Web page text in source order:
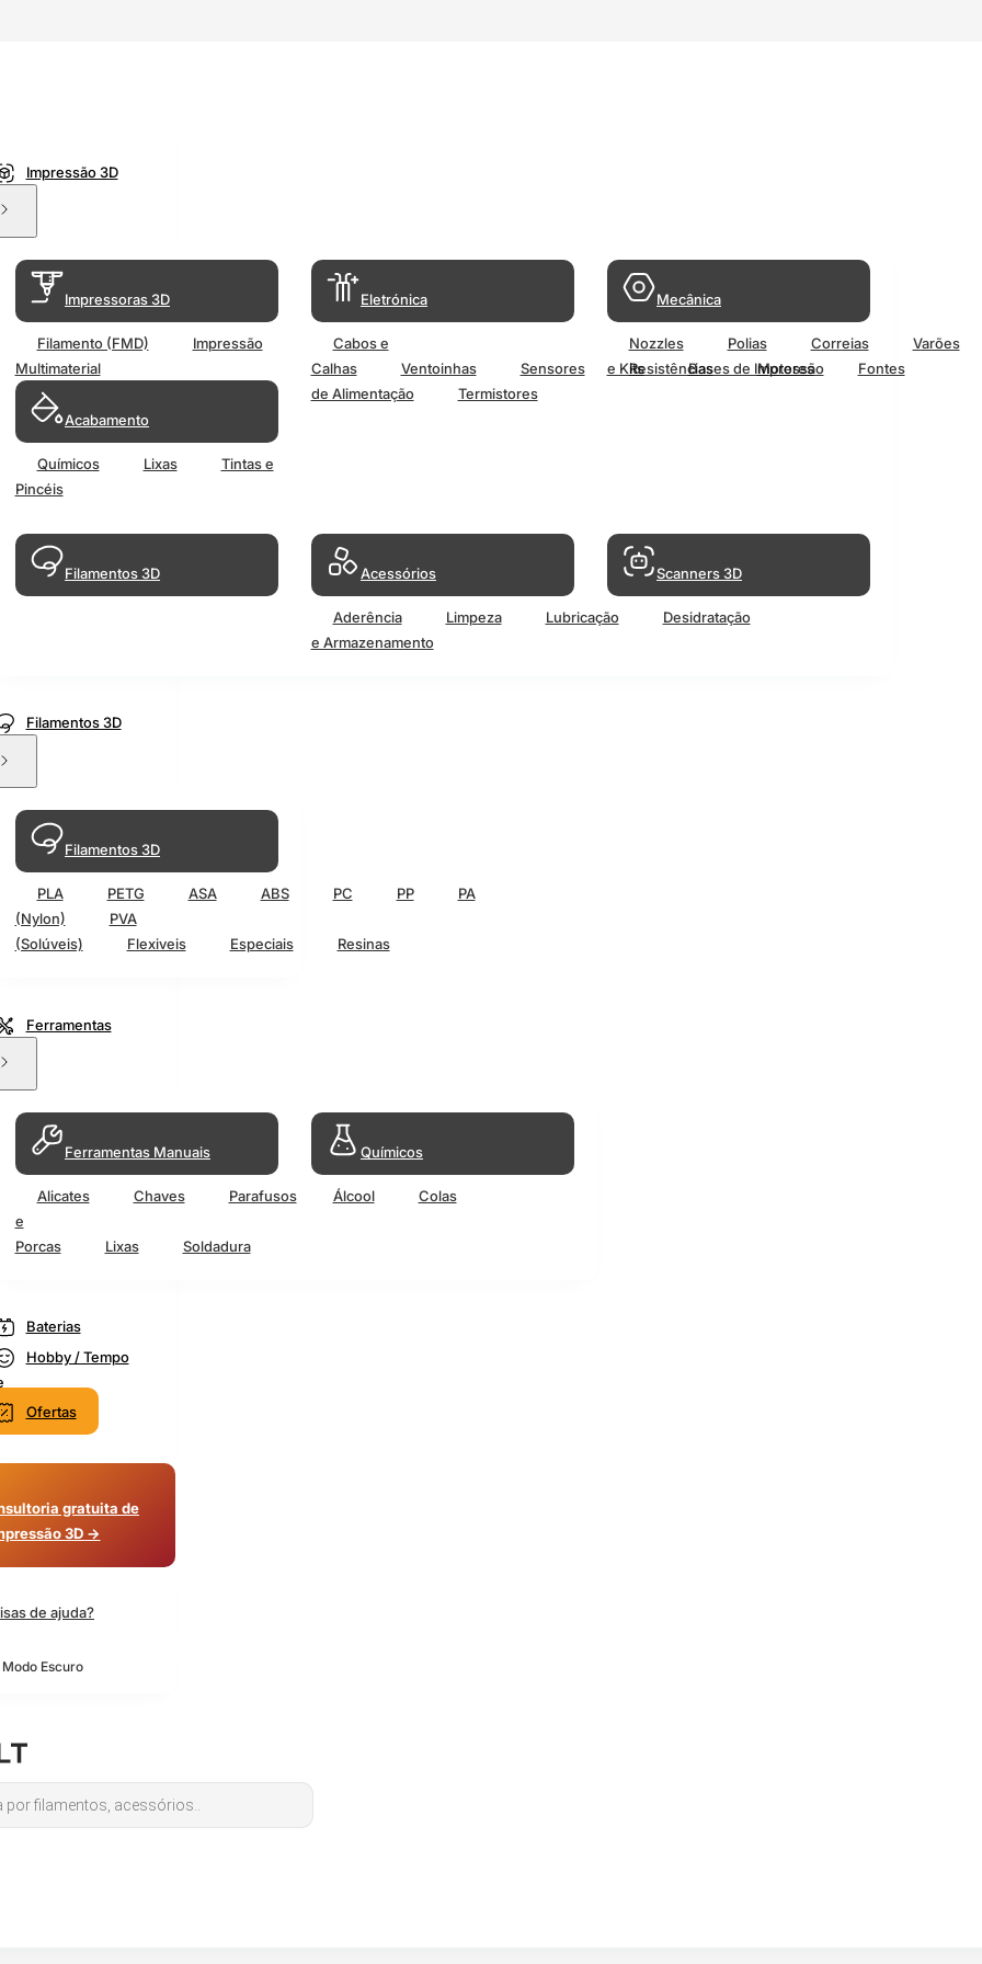
Impressão 3D
Impressoras 3D
Filamento (FMD)
Impressão
Multimaterial
Acabamento
Químicos Lixas
Tintas e
Pincéis
Eletrónica
Cabos e
Calhas
Ventoinhas Sensores Resistências Motores
Fontes
de Alimentação
Termistores
Mecânica
Nozzles Polias Correias
Varões
e Kits
Bases de Impressão
Filamentos 3D Acessórios
Aderência Limpeza Lubricação
Desidratação
e Armazenamento
Scanners 3D
Filamentos 3D
Filamentos 3D
PLA PETG ASA ABS PC PP
PA
(Nylon)
PVA
(Solúveis)
Flexiveis Especiais Resinas
Ferramentas
Ferramentas Manuais
Alicates Chaves
Parafusos
e
Porcas
Lixas Soldadura
Químicos
Álcool Colas
Baterias
Hobby / Tempo
Ofertas
gratuita de
3D →
de ajuda?
Escuro